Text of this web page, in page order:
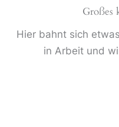
Großes
Hier bahnt sich
in Arbeit und